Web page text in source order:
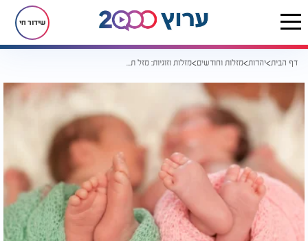
שידור חי
דף הבית יהדות מזלות וחודשים מזלות וזוגיות: מזל תאומים עם גדי - שילוב עם עתיד?